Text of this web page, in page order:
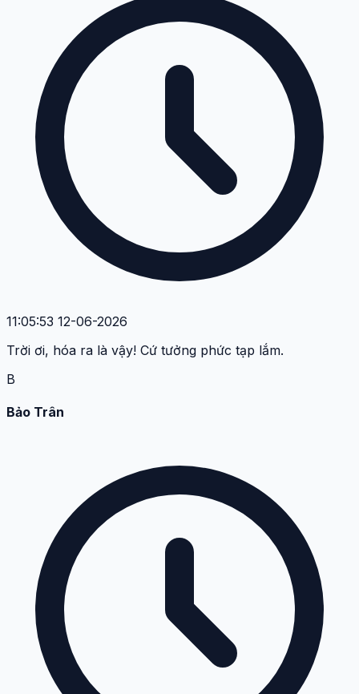
11:05:53 12-06-2026
Trời ơi, hóa ra là vậy! Cứ tưởng phức tạp lắm.
B
Bảo Trân